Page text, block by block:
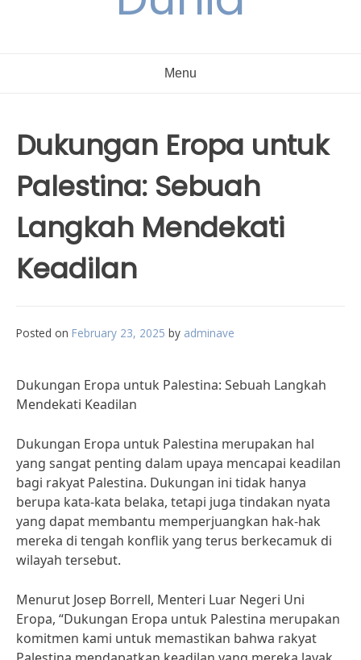
Menu
Dukungan Eropa untuk
Palestina: Sebuah
Langkah Mendekati
Keadilan
Posted on February 23, 2025 by adminave
Dukungan Eropa untuk Palestina: Sebuah Langkah
Mendekati Keadilan
Dukungan Eropa untuk Palestina merupakan hal
yang sangat penting dalam upaya mencapai keadilan
bagi rakyat Palestina. Dukungan ini tidak hanya
berupa kata-kata belaka, tetapi juga tindakan nyata
yang dapat membantu memperjuangkan hak-hak
mereka di tengah konflik yang terus berkecamuk di
wilayah tersebut.
Menurut Josep Borrell, Menteri Luar Negeri Uni
Eropa, “Dukungan Eropa untuk Palestina merupakan
komitmen kami untuk memastikan bahwa rakyat